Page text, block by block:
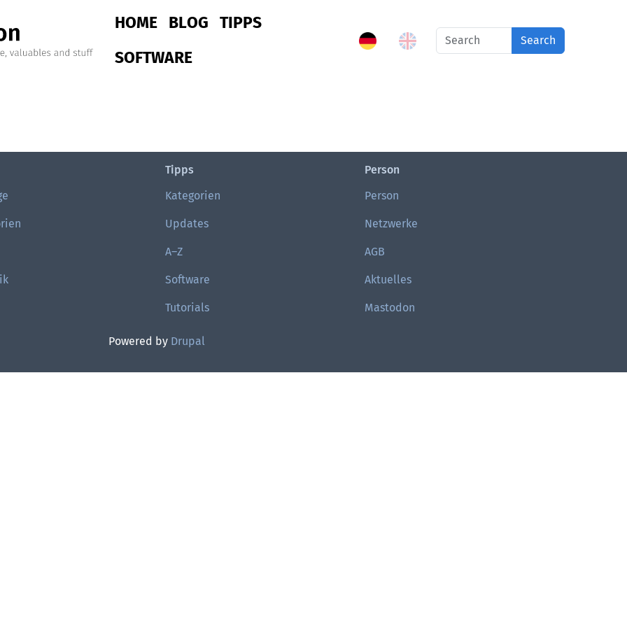
Main navigation
HOME BLOG
TIPPS
SOFTWARE
Search
Tipps
Kategorien
Updates
A–Z
Software
Tutorials
Person
Person
Netzwerke
AGB
Aktuelles
Mastodon
Powered by Drupal